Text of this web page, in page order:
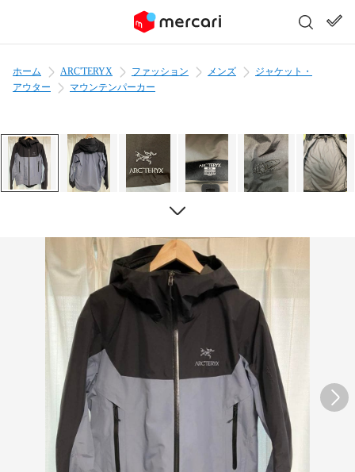
ホーム ARC'TERYX ファッション メンズ
ジャケット・
アウター
マウンテンパーカー